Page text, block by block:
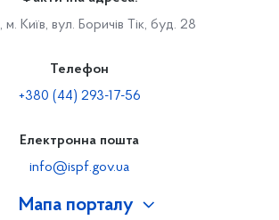
Мапа порталу
м. Київ, вул. Боричів Тік, буд. 28
Телефон
+380 (44) 293-17-56
Електронна пошта
info@ispf.gov.ua